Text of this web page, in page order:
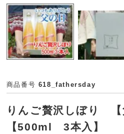
商品番号 618_fathersday
りんご贅沢しぼり 【
【500ml 3本入】